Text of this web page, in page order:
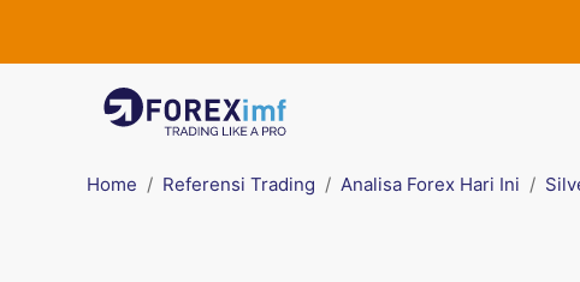
Home Referensi Trading Analisa Forex Hari Ini